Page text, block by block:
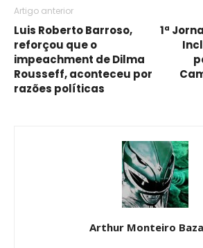
Artigo anterior
Luis Roberto Barroso,
reforçou que o
impeachment de Dilma
Rousseff, aconteceu por
razões políticas
1ª
Arthur Monteiro